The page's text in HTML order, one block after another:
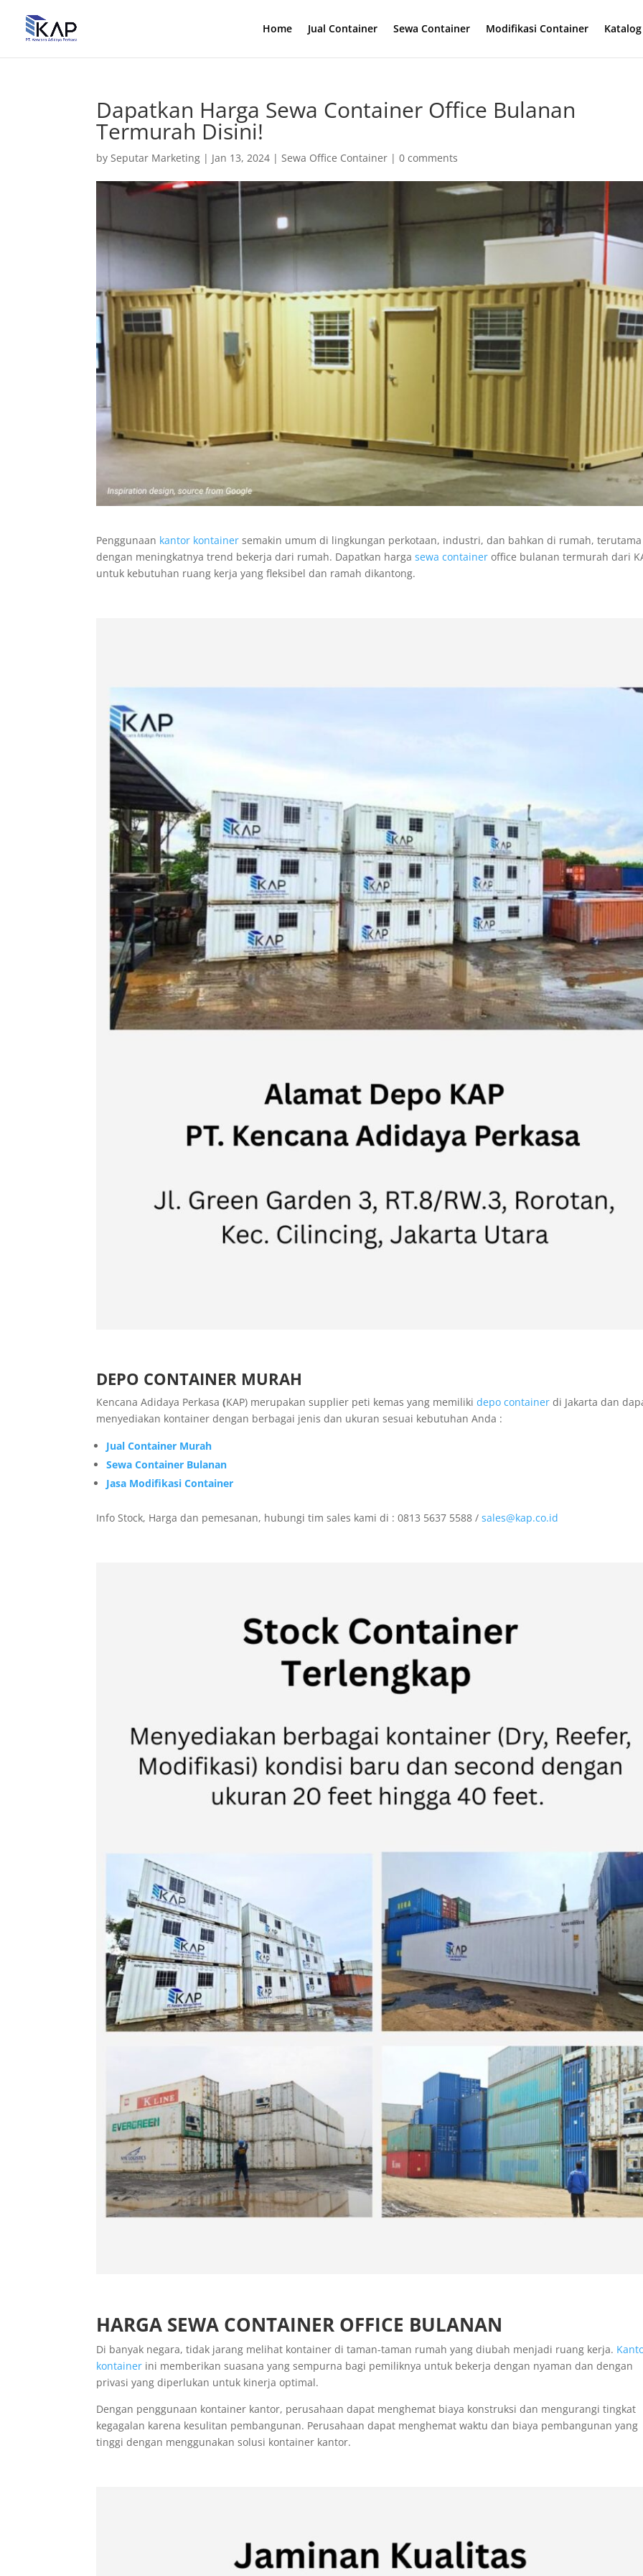
Home Jual Container Sewa Container Modifikasi Container
Dapatkan Harga Sewa Container Office Bulanan
Termurah Disini!
bySeputar Marketing | Jan 13, 2024 |Sewa Office Container |0 comments
Penggunaan kantor kontainersemakin umum di lingkungan perkotaan, industri, dan bahkan di rumah, terutama
dengan meningkatnya trend bekerja dari rumah. Dapatkan hargasewa container office bulanan termurah dari
untuk kebutuhan ruang kerja yang fleksibel dan ramah dikantong.
DEPO CONTAINER MURAH
Kencana Adidaya Perkasa (KAP) merupakan supplier peti kemas yang memilikidepo container di Jakarta dan
menyediakan kontainer dengan berbagai jenis dan ukuran sesuai kebutuhan Anda :
Jual Container Murah
Sewa Container Bulanan
Jasa Modifikasi Container
Info Stock, Harga dan pemesanan, hubungi tim sales kami di : 0813 5637 5588 /sales@kap.co.id
HARGA SEWA CONTAINER OFFICE BULANAN
Di banyak negara, tidak jarang melihat kontainer di taman-taman rumah yang diubah menjadi ruang kerja.
kontainer ini memberikan suasana yang sempurna bagi pemiliknya untuk bekerja dengan nyaman dan dengan
privasi yang diperlukan untuk kinerja optimal.
Dengan penggunaan kontainer kantor, perusahaan dapat menghemat biaya konstruksi dan mengurangi tingkat
kegagalan karena kesulitan pembangunan. Perusahaan dapat menghemat waktu dan biaya pembangunan yang
tinggi dengan menggunakan solusi kontainer kantor.